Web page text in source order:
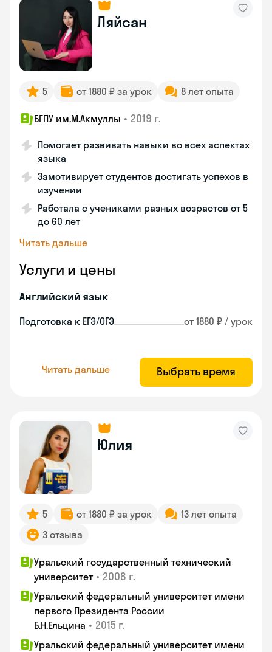
Ляйсан
5 от 1880 ₽ за урок 8 лет опыта
БГПУ им.М.Акмуллы • 2019 г.
Помогает развивать навыки во всех аспектах
языка
Замотивирует студентов достигать успехов в
изучении
Работала с учениками разных возрастов от 5
до 60 лет
Читать дальше
Услуги и цены
Английский язык
Подготовка к ЕГЭ/ОГЭ от 1880 ₽ / урок
Читать дальше Выбрать время
Юлия
5 от 1880 ₽ за урок
13 лет опыта
3 отзыва
Уральский государственный технический
университет • 2008 г.
Уральский федеральный университет имени
первого Президента России
Б.Н.Ельцина • 2015 г.
Уральский федеральный университет имени